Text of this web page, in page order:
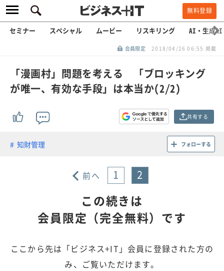
無料登録
セミナー スペシャル ムービー リスキリング AI・生成AI
会員限定 2018/04/26 06:55 掲載
「漫画村」問題を考える 「ブロッキング
が唯一、有効な手段」は本当か(2/2)
共有する
知財管理 フォローする
前へ 1 2
この続きは
会員限定（完全無料）です
ここから先は「ビジネス+IT」会員に登録された方の
み、ご覧いただけます。